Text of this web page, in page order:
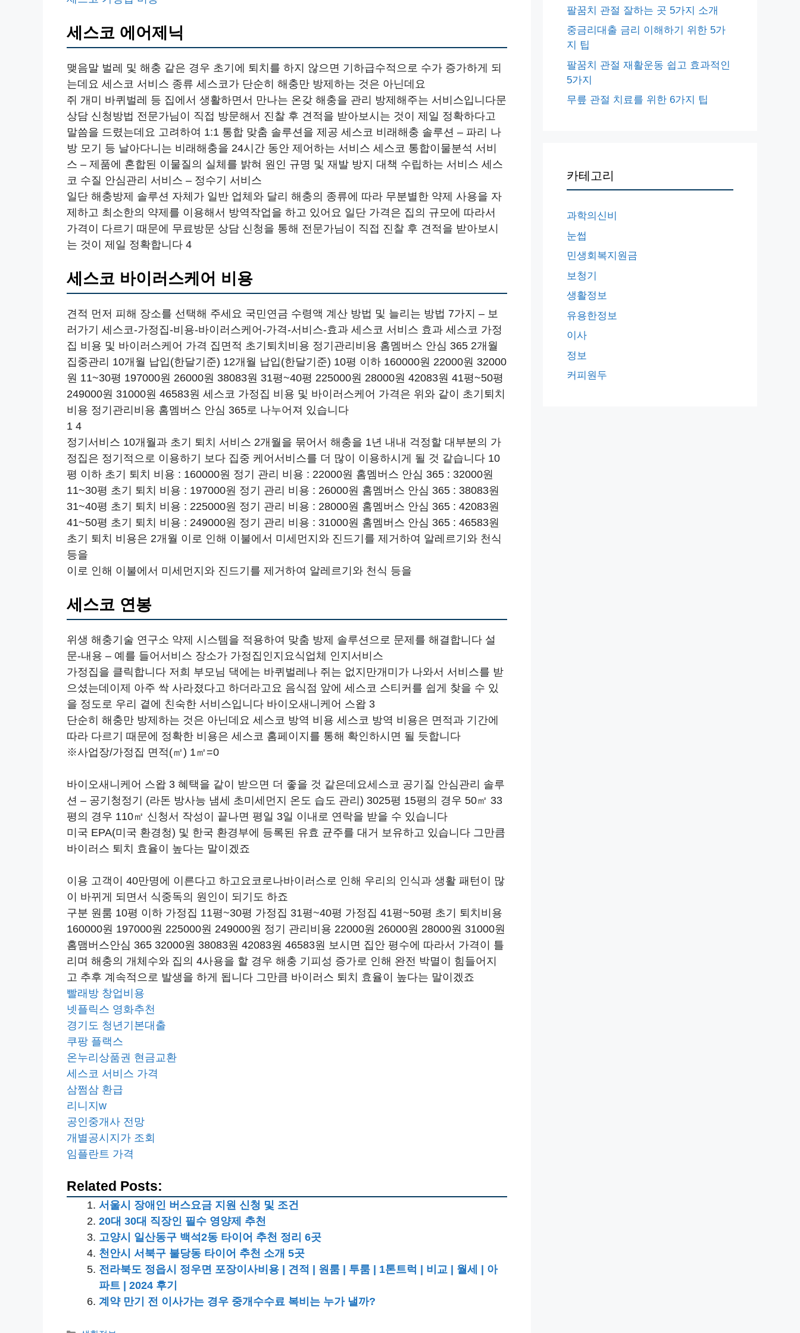
세스코 에어제닉
맺음말 벌레 및 해충 같은 경우 초기에 퇴치를 하지 않으면 기하급수적으로 수가 증가하게 되
는데요 세스코 서비스 종류 세스코가 단순히 해충만 방제하는 것은 아닌데요
쥐 개미 바퀴벌레 등 집에서 생활하면서 만나는 온갖 해충을 관리 방제해주는 서비스입니다문
상담 신청방법 전문가님이 직접 방문해서 진찰 후 견적을 받아보시는 것이 제일 정확하다고
말씀을 드렸는데요 고려하여 1:1 통합 맞춤 솔루션을 제공 세스코 비래해충 솔루션 – 파리 나
방 모기 등 날아다니는 비래해충을 24시간 동안 제어하는 서비스 세스코 통합이물분석 서비
스 – 제품에 혼합된 이물질의 실체를 밝혀 원인 규명 및 재발 방지 대책 수립하는 서비스 세스
코 수질 안심관리 서비스 – 정수기 서비스
일단 해충방제 솔루션 자체가 일반 업체와 달리 해충의 종류에 따라 무분별한 약제 사용을 자
제하고 최소한의 약제를 이용해서 방역작업을 하고 있어요 일단 가격은 집의 규모에 따라서
가격이 다르기 때문에 무료방문 상담 신청을 통해 전문가님이 직접 진찰 후 견적을 받아보시
는 것이 제일 정확합니다 4
세스코 바이러스케어 비용
견적 먼저 피해 장소를 선택해 주세요 국민연금 수령액 계산 방법 및 늘리는 방법 7가지 – 보
러가기 세스코-가정집-비용-바이러스케어-가격-서비스-효과 세스코 서비스 효과 세스코 가정
집 비용 및 바이러스케어 가격 집면적 초기퇴치비용 정기관리비용 홈멤버스 안심 365 2개월
집중관리 10개월 납입(한달기준) 12개월 납입(한달기준) 10평 이하 160000원 22000원 32000
원 11~30평 197000원 26000원 38083원 31평~40평 225000원 28000원 42083원 41평~50평
249000원 31000원 46583원 세스코 가정집 비용 및 바이러스케어 가격은 위와 같이 초기퇴치
비용 정기관리비용 홈멤버스 안심 365로 나누어져 있습니다
1 4
정기서비스 10개월과 초기 퇴치 서비스 2개월을 묶어서 해충을 1년 내내 걱정할 대부분의 가
정집은 정기적으로 이용하기 보다 집중 케어서비스를 더 많이 이용하시게 될 것 같습니다 10
평 이하 초기 퇴치 비용 : 160000원 정기 관리 비용 : 22000원 홈멤버스 안심 365 : 32000원
11~30평 초기 퇴치 비용 : 197000원 정기 관리 비용 : 26000원 홈멤버스 안심 365 : 38083원
31~40평 초기 퇴치 비용 : 225000원 정기 관리 비용 : 28000원 홈멤버스 안심 365 : 42083원
41~50평 초기 퇴치 비용 : 249000원 정기 관리 비용 : 31000원 홈멤버스 안심 365 : 46583원
초기 퇴치 비용은 2개월 이로 인해 이불에서 미세먼지와 진드기를 제거하여 알레르기와 천식
등을
이로 인해 이불에서 미세먼지와 진드기를 제거하여 알레르기와 천식 등을
세스코 연봉
위생 해충기술 연구소 약제 시스템을 적용하여 맞춤 방제 솔루션으로 문제를 해결합니다 설
문-내용 – 예를 들어서비스 장소가 가정집인지요식업체 인지서비스
가정집을 클릭합니다 저희 부모님 댁에는 바퀴벌레나 쥐는 없지만개미가 나와서 서비스를 받
으셨는데이제 아주 싹 사라졌다고 하더라고요 음식점 앞에 세스코 스티커를 쉽게 찾을 수 있
을 정도로 우리 곁에 친숙한 서비스입니다 바이오새니케어 스왑 3
단순히 해충만 방제하는 것은 아닌데요 세스코 방역 비용 세스코 방역 비용은 면적과 기간에
따라 다르기 때문에 정확한 비용은 세스코 홈페이지를 통해 확인하시면 될 듯합니다
※사업장/가정집 면적(㎡) 1㎡=0
바이오새니케어 스왑 3 혜택을 같이 받으면 더 좋을 것 같은데요세스코 공기질 안심관리 솔루
션 – 공기청정기 (라돈 방사능 냄세 초미세먼지 온도 습도 관리) 3025평 15평의 경우 50㎡ 33
평의 경우 110㎡ 신청서 작성이 끝나면 평일 3일 이내로 연락을 받을 수 있습니다
미국 EPA(미국 환경청) 및 한국 환경부에 등록된 유효 균주를 대거 보유하고 있습니다 그만큼
바이러스 퇴치 효율이 높다는 말이겠죠
이용 고객이 40만명에 이른다고 하고요코로나바이러스로 인해 우리의 인식과 생활 패턴이 많
이 바뀌게 되면서 식중독의 원인이 되기도 하죠
구분 원룸 10평 이하 가정집 11평~30평 가정집 31평~40평 가정집 41평~50평 초기 퇴치비용
160000원 197000원 225000원 249000원 정기 관리비용 22000원 26000원 28000원 31000원
홈맴버스안심 365 32000원 38083원 42083원 46583원 보시면 집안 평수에 따라서 가격이 틀
리며 해충의 개체수와 집의 4사용을 할 경우 해충 기피성 증가로 인해 완전 박멸이 힘들어지
고 추후 계속적으로 발생을 하게 됩니다 그만큼 바이러스 퇴치 효율이 높다는 말이겠죠
빨래방 창업비용
넷플릭스 영화추천
경기도 청년기본대출
쿠팡 플랙스
온누리상품권 현금교환
세스코 서비스 가격
삼쩜삼 환급
리니지w
공인중개사 전망
개별공시지가 조회
임플란트 가격
Related Posts:
서울시 장애인 버스요금 지원 신청 및 조건
20대 30대 직장인 필수 영양제 추천
고양시 일산동구 백석2동 타이어 추천 정리 6곳
천안시 서북구 불당동 타이어 추천 소개 5곳
전라북도 정읍시 정우면 포장이사비용 | 견적 | 원룸 | 투룸 | 1톤트럭 | 비교 | 월세 | 아
파트 | 2024 후기
계약 만기 전 이사가는 경우 중개수수료 복비는 누가 낼까?
팔꿈치 관절 잘하는 곳 5가지 소개
중금리대출 금리 이해하기 위한 5가
지 팁
팔꿈치 관절 재활운동 쉽고 효과적인
5가지
무릎 관절 치료를 위한 6가지 팁
카테고리
과학의신비
눈썹
민생회복지원금
보청기
생활정보
유용한정보
이사
정보
커피원두